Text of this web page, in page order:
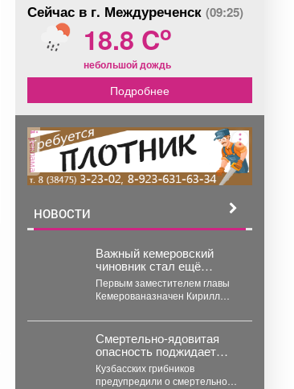
Сейчас в г. Междуреченск (09:25)
18.8 Co
небольшой дождь
Подробнее
реклама
НОВОСТИ
Важный кемеровский
чиновник стал ещё
главнее - пошёл на
повышение
Первым заместителем главы
Кемерованазначен Кирилл
понедельник. Окончил КузГТУ.
В прошлом...
Смертельно-ядовитая
опасность поджидает
кузбассовцев в лесу: что
прячется под листвой
Кузбасских грибников
предупредили о смертельной